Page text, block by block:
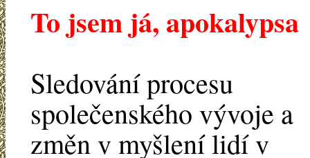
To jsem já, apokalypsa
Sledování procesu
společenského vývoje a
změn v myšlení lidí v